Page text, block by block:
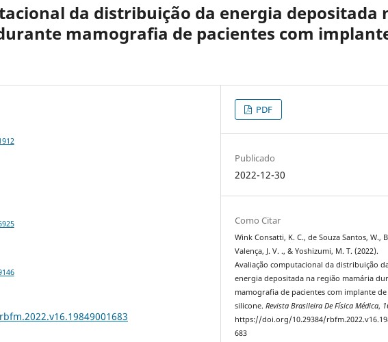
da distribuição da energia depositada
mamografia de pacientes com
PDF
Publicado
2022-12-30
Como Citar
Wink Consatti, K. C., de Souza Santos, W.,
Valença, J. V. ., & Yoshizumi, M. T. (2022).
Avaliação computacional da distribuição
energia depositada na região mamária
mamografia de pacientes com implante de
silicone.Revista Brasileira De Física Médica,
https://doi.org/10.29384/
683